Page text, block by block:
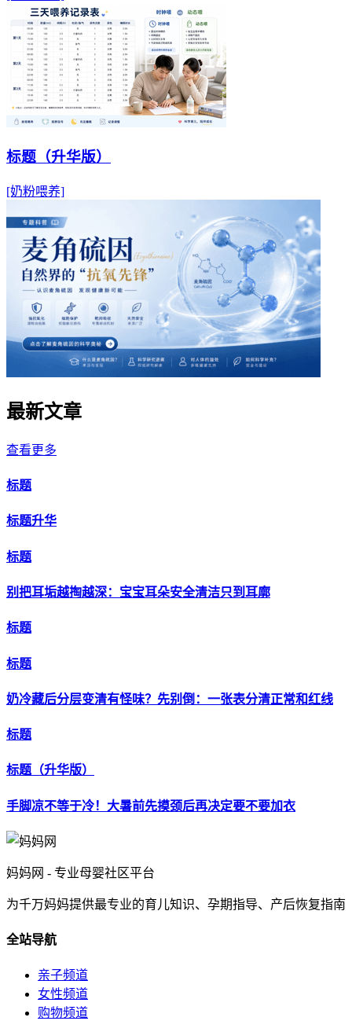
标题（升华版）
[奶粉喂养]
最新文章
查看更多
标题
标题升华
标题
别把耳垢越掏越深：宝宝耳朵安全清洁只到耳廓
标题
标题
奶冷藏后分层变清有怪味？先别倒：一张表分清正常和红线
标题
标题（升华版）
手脚凉不等于冷！大暑前先摸颈后再决定要不要加衣
妈妈网 - 专业母婴社区平台
为千万妈妈提供最专业的育儿知识、孕期指导、产后恢复指南
全站导航
亲子频道
女性频道
购物频道